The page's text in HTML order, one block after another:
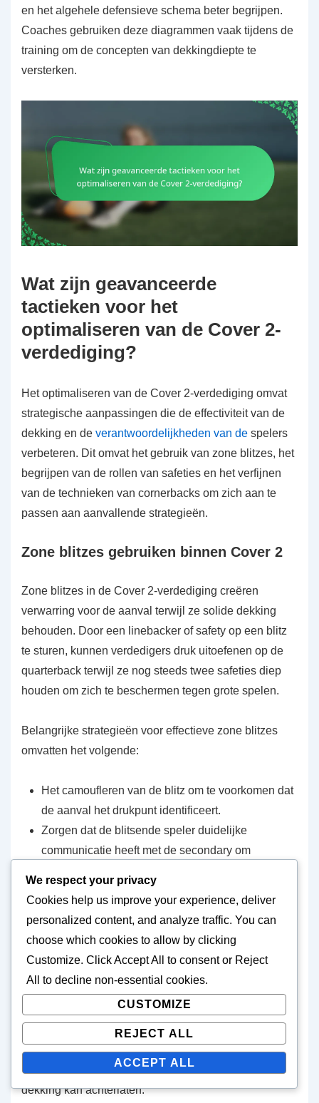
en het algehele defensieve schema beter begrijpen.
Coaches gebruiken deze diagrammen vaak tijdens de
training om de concepten van dekkingdiepte te
versterken.
Wat zijn geavanceerde
tactieken voor het
optimaliseren van de Cover 2-
verdediging?
Het optimaliseren van de Cover 2-verdediging omvat
strategische aanpassingen die de effectiviteit van de
dekking en de verantwoordelijkheden van de spelers
verbeteren. Dit omvat het gebruik van zone blitzes, het
begrijpen van de rollen van safeties en het verfijnen
van de technieken van cornerbacks om zich aan te
passen aan aanvallende strategieën.
Zone blitzes gebruiken binnen Cover 2
Zone blitzes in de Cover 2-verdediging creëren
verwarring voor de aanval terwijl ze solide dekking
behouden. Door een linebacker of safety op een blitz
te sturen, kunnen verdedigers druk uitoefenen op de
quarterback terwijl ze nog steeds twee safeties diep
houden om zich te beschermen tegen grote spelen.
Belangrijke strategieën voor effectieve zone blitzes
omvatten het volgende:
Het camoufleren van de blitz om te voorkomen dat
de aanval het drukpunt identificeert.
Zorgen dat de blitsende speler duidelijke
communicatie heeft met de secondary om
De diepte van de cornerbacks aanpassen om
adequate ondersteuning te bieden tegen snelle
Bij het uitvoeren van een zone blitz is het cruciaal om
aanvallende formaties herkennen en hun
verantwoordelijkheden dienovereenkomstig
aanpassen. Veelvoorkomende fouten zijn onder
andere te veel inzetten op de blitz, wat gaten in de
dekking kan achterlaten.
We respect your privacy
Cookies help us improve your experience, deliver
personalized content, and analyze traffic. You can
choose which cookies to allow by clicking
Customize. ClickAccept All to consent or Reject
All
to decline non-essential cookies.
CUSTOMIZE
REJECT ALL
ACCEPT ALL